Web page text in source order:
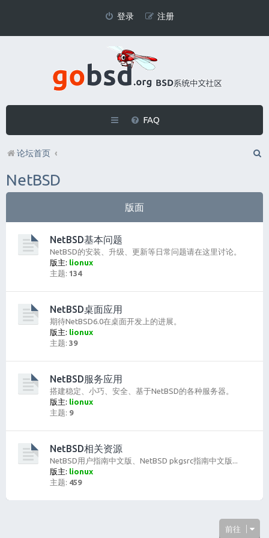
登录 注册
FAQ
论坛首页
NetBSD
版面
NetBSD基本问题
NetBSD的安装、升级、更新等日常问题请在这里讨论。
版主: lionux
主题: 134
NetBSD桌面应用
期待NetBSD6.0在桌面开发上的进展。
版主: lionux
主题: 39
NetBSD服务应用
搭建稳定、小巧、安全、基于NetBSD的各种服务器。
版主: lionux
主题: 9
NetBSD相关资源
NetBSD用户指南中文版、NetBSD pkgsrc指南中文版...
版主: lionux
主题: 459
前往